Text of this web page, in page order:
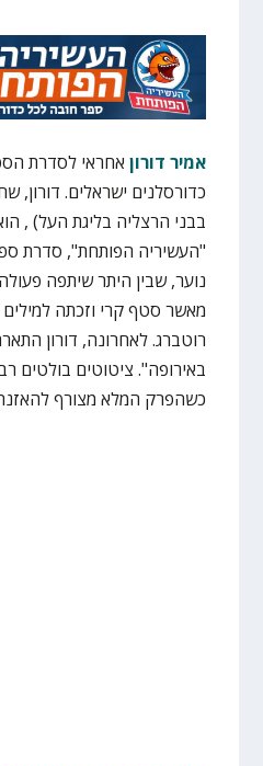
אמיר דורון אחראי לסדרת
כדורסלנים ישראלים. דורון,
בבני הרצליה בליגת העל) ,
"העשיריה הפותחת", סדרת
נוער, שבין היתר שיתפה
מאשר סטף קרי וזכתה למילים
רוטברג. לאחרונה, דורון
באירופה". ציטוטים בולטים
כשהפרק המלא מצורף